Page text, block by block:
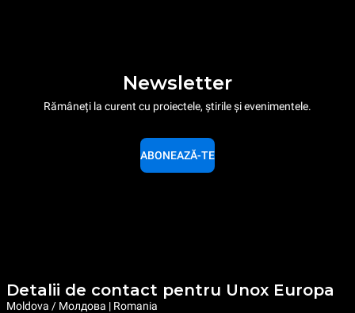
Newsletter
Rămâneți la curent cu proiectele, știrile și evenimentele.
ABONEAZĂ-TE
Detalii de contact pentru Unox Europa
Moldova / Молдова | Romania